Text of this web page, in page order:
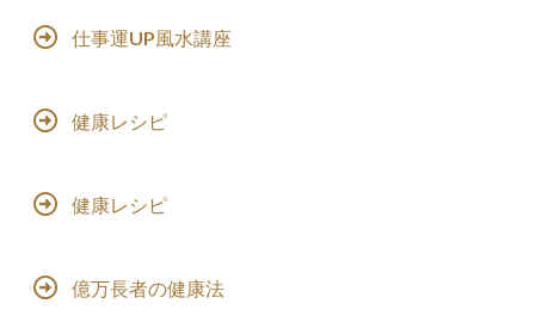
仕事運UP風水講座
健康レシピ
健康レシピ
億万長者の健康法